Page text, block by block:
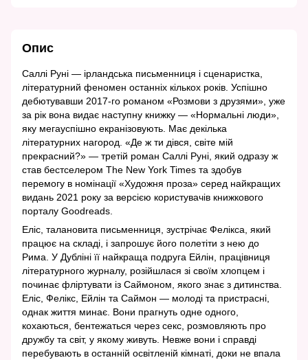
Опис
Саллі Руні — ірландська письменниця і сценаристка,
літературний феномен останніх кількох років. Успішно
дебютувавши 2017-го романом «Розмови з друзями», уже
за рік вона видає наступну книжку — «Нормальні люди»,
яку мегауспішно екранізовують. Має декілька
літературних нагород. «Де ж ти дівся, світе мій
прекрасний?» — третій роман Саллі Руні, який одразу ж
став бестселером The New York Times та здобув
перемогу в номінації «Художня проза» серед найкращих
видань 2021 року за версією користувачів книжкового
порталу Goodreads.
Еліс, талановита письменниця, зустрічає Фелікса, який
працює на складі, і запрошує його полетіти з нею до
Рима. У Дубліні її найкраща подруга Ейлін, працівниця
літературного журналу, розійшлася зі своїм хлопцем і
починає фліртувати із Саймоном, якого знає з дитинства.
Еліс, Фелікс, Ейлін та Саймон — молоді та пристрасні,
однак життя минає. Вони прагнуть одне одного,
кохаються, бентежаться через секс, розмовляють про
дружбу та світ, у якому живуть. Невже вони і справді
перебувають в останній освітленій кімнаті, доки не впала